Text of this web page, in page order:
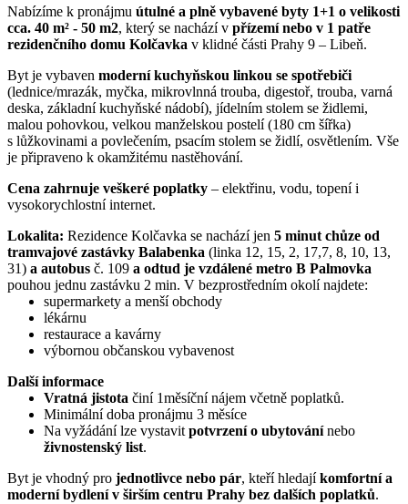
Nabízíme k pronájmu útulné a plně vybavené byty 1+1 o velikosti
cca. 40 m² - 50 m2, který se nachází v přízemí nebo v 1 patře
rezidenčního domu Kolčavka v klidné části Prahy 9 – Libeň.
Byt je vybaven moderní kuchyňskou linkou se spotřebiči
(lednice/mrazák, myčka, mikrovlnná trouba, digestoř, trouba, varná
deska, základní kuchyňské nádobí), jídelním stolem se židlemi,
malou pohovkou, velkou manželskou postelí (180 cm šířka)
s lůžkovinami a povlečením, psacím stolem se židlí, osvětlením. Vše
je připraveno k okamžitému nastěhování.
Cena zahrnuje veškeré poplatky – elektřinu, vodu, topení i
vysokorychlostní internet.
Lokalita: Rezidence Kolčavka se nachází jen 5 minut chůze od
tramvajové zastávky Balabenka (linka 12, 15, 2, 17,7, 8, 10, 13,
31) a autobus č. 109 a odtud je vzdálené metro B Palmovka
pouhou jednu zastávku 2 min. V bezprostředním okolí najdete:
supermarkety a menší obchody
lékárnu
restaurace a kavárny
výbornou občanskou vybavenost
Další informace
Vratná jistota činí 1měsíční nájem včetně poplatků.
Minimální doba pronájmu 3 měsíce
Na vyžádání lze vystavitpotvrzení o ubytovánínebo
živnostenský list.
Byt je vhodný pro jednotlivce nebo pár, kteří hledají komfortní a
moderní bydlení v širším centru Prahy bez dalších poplatků.